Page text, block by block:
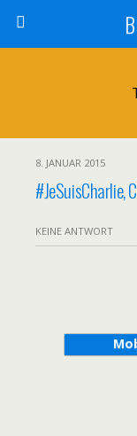
8. JANUAR 2015
#JeSuisCharlie,
KEINE ANTWORT